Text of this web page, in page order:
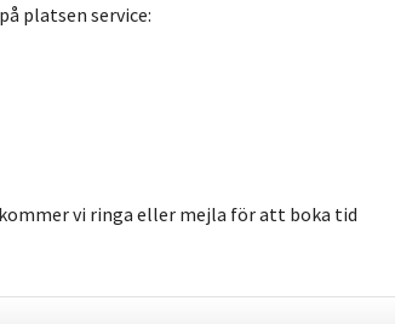
platsen service:
vi ringa eller mejla för att boka tid